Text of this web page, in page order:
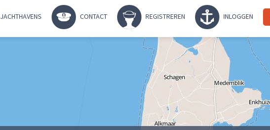
JACHTHAVENS CONTACT REGISTREREN INLOGGEN